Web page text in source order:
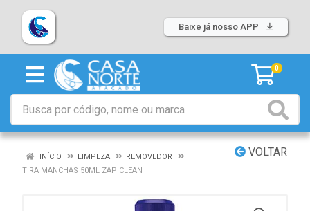
Baixe já nosso APP
0
VOLTAR
INÍCIO LIMPEZA
REMOVEDOR
TIRA MANCHAS 50ML ZAP CLEAN